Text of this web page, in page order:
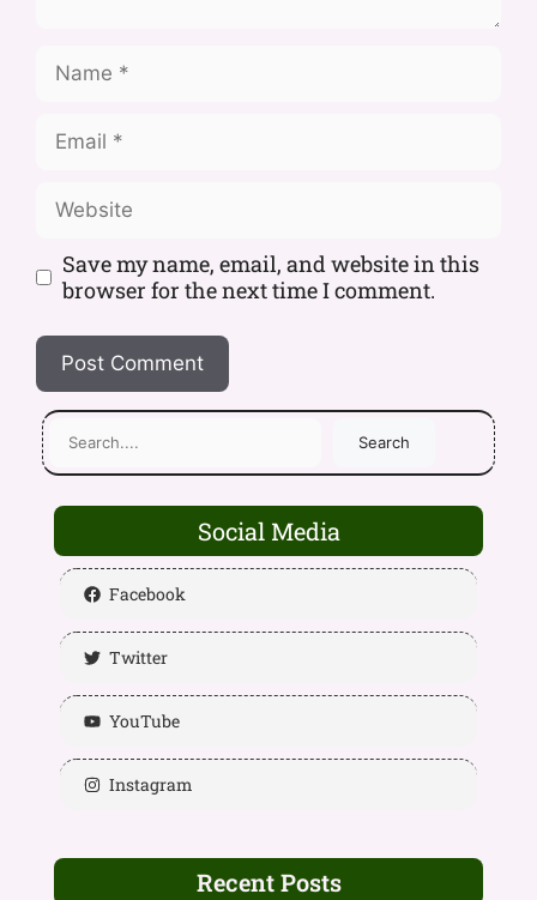
Save my name, email, and website in this
browser for the next time I comment.
Search
Social Media
Facebook
Twitter
YouTube
Instagram
Recent Posts